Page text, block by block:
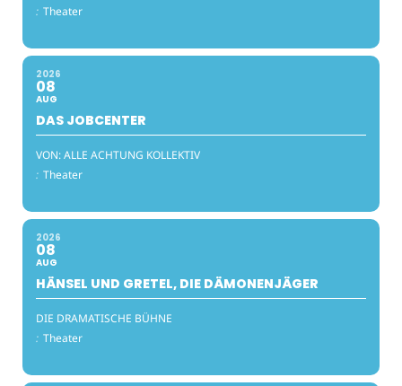
: Theater
2026
08
AUG
DAS JOBCENTER
VON: ALLE ACHTUNG KOLLEKTIV
: Theater
2026
08
AUG
HÄNSEL UND GRETEL, DIE DÄMONENJÄGER
DIE DRAMATISCHE BÜHNE
: Theater